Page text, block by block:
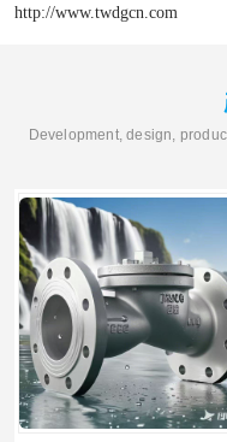
http://www.twdgcn.com
Development, design,